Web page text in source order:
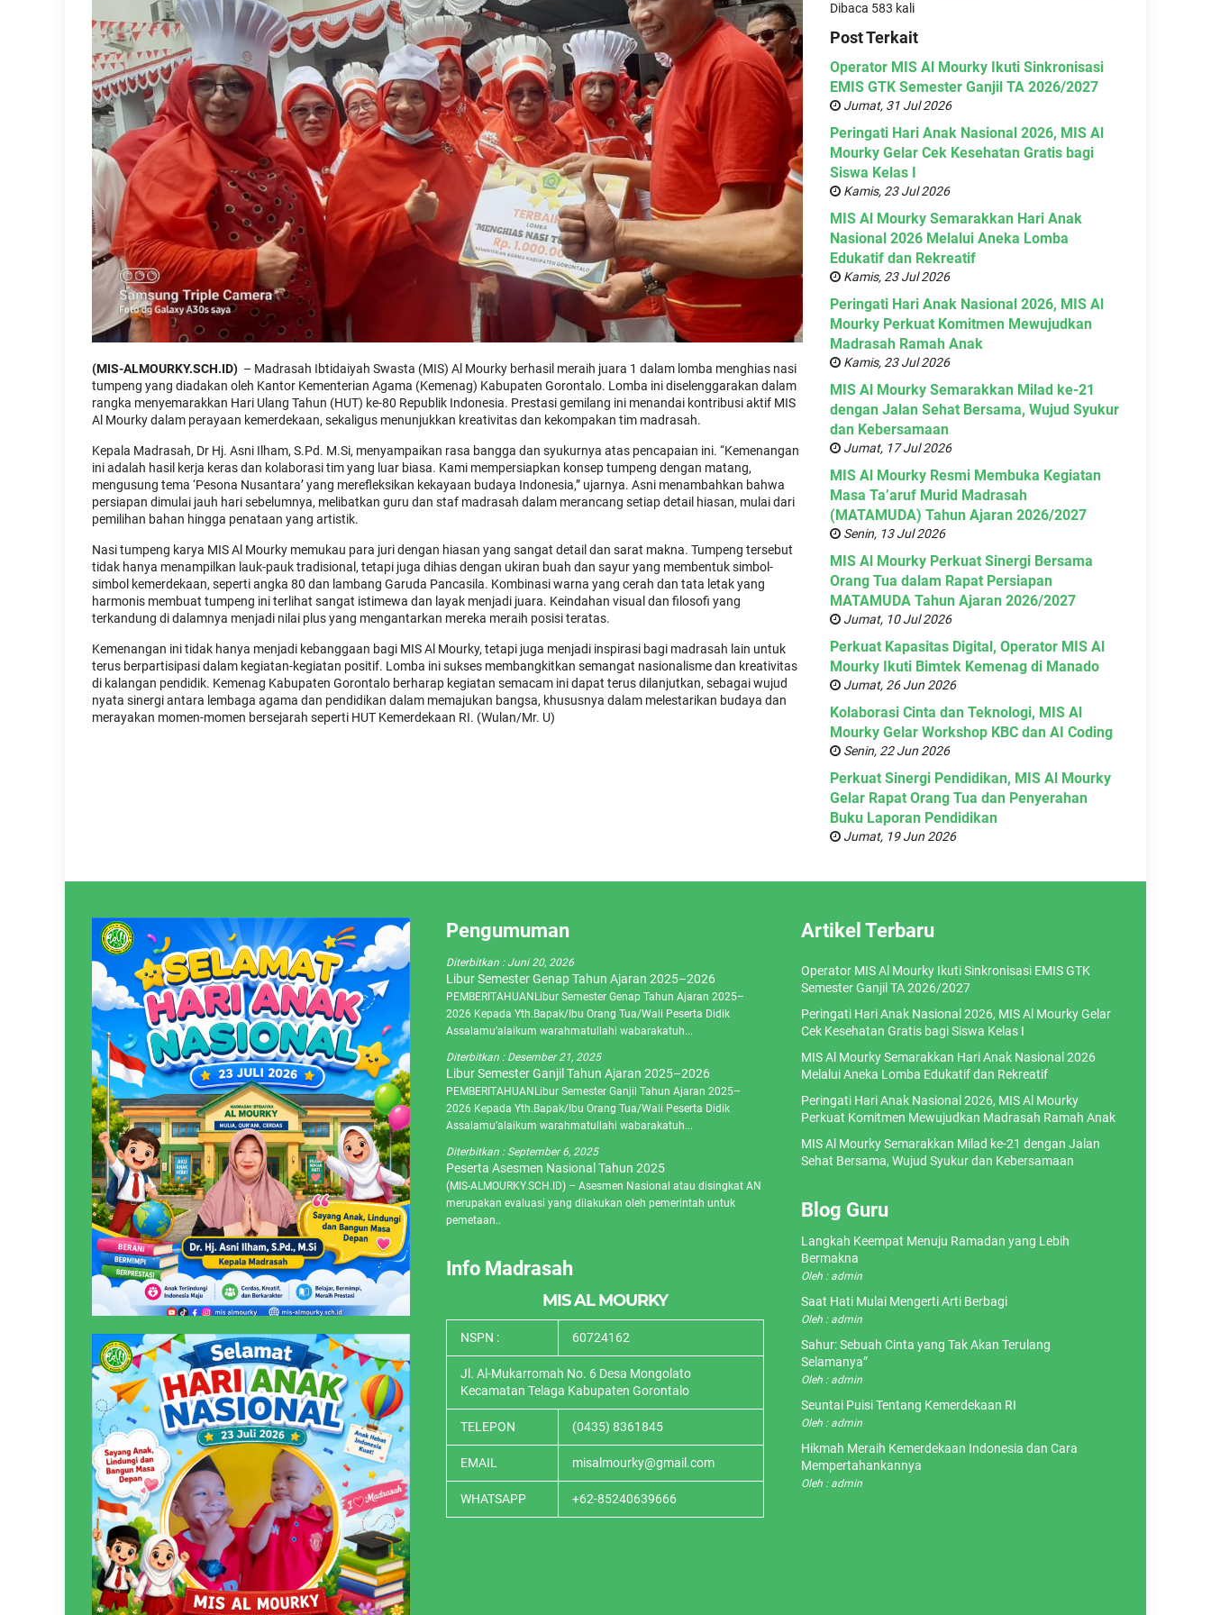
(MIS-ALMOURKY.SCH.ID) – Madrasah Ibtidaiyah Swasta (MIS) Al Mourky berhasil meraih juara 1 dalam lomba menghias nasi
tumpeng yang diadakan oleh Kantor Kementerian Agama (Kemenag) Kabupaten Gorontalo. Lomba ini diselenggarakan dalam
rangka menyemarakkan Hari Ulang Tahun (HUT) ke-80 Republik Indonesia. Prestasi gemilang ini menandai kontribusi aktif MIS
Al Mourky dalam perayaan kemerdekaan, sekaligus menunjukkan kreativitas dan kekompakan tim madrasah.
Kepala Madrasah, Dr Hj. Asni Ilham, S.Pd. M.Si, menyampaikan rasa bangga dan syukurnya atas pencapaian ini. “Kemenangan
ini adalah hasil kerja keras dan kolaborasi tim yang luar biasa. Kami mempersiapkan konsep tumpeng dengan matang,
mengusung tema ‘Pesona Nusantara’ yang merefleksikan kekayaan budaya Indonesia,” ujarnya. Asni menambahkan bahwa
persiapan dimulai jauh hari sebelumnya, melibatkan guru dan staf madrasah dalam merancang setiap detail hiasan, mulai dari
pemilihan bahan hingga penataan yang artistik.
Nasi tumpeng karya MIS Al Mourky memukau para juri dengan hiasan yang sangat detail dan sarat makna. Tumpeng tersebut
tidak hanya menampilkan lauk-pauk tradisional, tetapi juga dihias dengan ukiran buah dan sayur yang membentuk simbol-
simbol kemerdekaan, seperti angka 80 dan lambang Garuda Pancasila. Kombinasi warna yang cerah dan tata letak yang
harmonis membuat tumpeng ini terlihat sangat istimewa dan layak menjadi juara. Keindahan visual dan filosofi yang
terkandung di dalamnya menjadi nilai plus yang mengantarkan mereka meraih posisi teratas.
Kemenangan ini tidak hanya menjadi kebanggaan bagi MIS Al Mourky, tetapi juga menjadi inspirasi bagi madrasah lain untuk
terus berpartisipasi dalam kegiatan-kegiatan positif. Lomba ini sukses membangkitkan semangat nasionalisme dan kreativitas
di kalangan pendidik. Kemenag Kabupaten Gorontalo berharap kegiatan semacam ini dapat terus dilanjutkan, sebagai wujud
nyata sinergi antara lembaga agama dan pendidikan dalam memajukan bangsa, khususnya dalam melestarikan budaya dan
merayakan momen-momen bersejarah seperti HUT Kemerdekaan RI. (Wulan/Mr. U)
Dibaca 583 kali
Post Terkait
Operator MIS Al Mourky Ikuti Sinkronisasi
EMIS GTK Semester Ganjil TA 2026/2027
Jumat, 31 Jul 2026
Peringati Hari Anak Nasional 2026, MIS Al
Mourky Gelar Cek Kesehatan Gratis bagi
Siswa Kelas I
Kamis, 23 Jul 2026
MIS Al Mourky Semarakkan Hari Anak
Nasional 2026 Melalui Aneka Lomba
Edukatif dan Rekreatif
Kamis, 23 Jul 2026
Peringati Hari Anak Nasional 2026, MIS Al
Mourky Perkuat Komitmen Mewujudkan
Madrasah Ramah Anak
Kamis, 23 Jul 2026
MIS Al Mourky Semarakkan Milad ke-21
dengan Jalan Sehat Bersama, Wujud Syukur
dan Kebersamaan
Jumat, 17 Jul 2026
MIS Al Mourky Resmi Membuka Kegiatan
Masa Ta’aruf Murid Madrasah
(MATAMUDA) Tahun Ajaran 2026/2027
Senin, 13 Jul 2026
MIS Al Mourky Perkuat Sinergi Bersama
Orang Tua dalam Rapat Persiapan
MATAMUDA Tahun Ajaran 2026/2027
Jumat, 10 Jul 2026
Perkuat Kapasitas Digital, Operator MIS Al
Mourky Ikuti Bimtek Kemenag di Manado
Jumat, 26 Jun 2026
Kolaborasi Cinta dan Teknologi, MIS Al
Mourky Gelar Workshop KBC dan AI Coding
Senin, 22 Jun 2026
Perkuat Sinergi Pendidikan, MIS Al Mourky
Gelar Rapat Orang Tua dan Penyerahan
Buku Laporan Pendidikan
Jumat, 19 Jun 2026
Pengumuman
Diterbitkan :Juni 20, 2026
Libur Semester Genap Tahun Ajaran 2025–2026
PEMBERITAHUANLibur Semester Genap Tahun Ajaran 2025–
2026 Kepada Yth.Bapak/Ibu Orang Tua/Wali Peserta Didik
Assalamu’alaikum warahmatullahi wabarakatuh...
Diterbitkan : Desember 21, 2025
Libur Semester Ganjil Tahun Ajaran 2025–2026
PEMBERITAHUANLibur Semester Ganjil Tahun Ajaran 2025–
2026 Kepada Yth.Bapak/Ibu Orang Tua/Wali Peserta Didik
Assalamu’alaikum warahmatullahi wabarakatuh...
Diterbitkan : September 6, 2025
Peserta Asesmen Nasional Tahun 2025
(MIS-ALMOURKY.SCH.ID) – Asesmen Nasional atau disingkat AN
merupakan evaluasi yang dilakukan oleh pemerintah untuk
pemetaan..
Info Madrasah
MIS AL MOURKY
NSPN : 60724162
Jl. Al-Mukarromah No. 6 Desa Mongolato
Kecamatan Telaga Kabupaten Gorontalo
TELEPON (0435) 8361845
EMAIL misalmourky@gmail.com
WHATSAPP +62-85240639666
Artikel Terbaru
Operator MIS Al Mourky Ikuti Sinkronisasi EMIS GTK
Semester Ganjil TA 2026/2027
Peringati Hari Anak Nasional 2026, MIS Al Mourky Gelar
Cek Kesehatan Gratis bagi Siswa Kelas I
MIS Al Mourky Semarakkan Hari Anak Nasional 2026
Melalui Aneka Lomba Edukatif dan Rekreatif
Peringati Hari Anak Nasional 2026, MIS Al Mourky
Perkuat Komitmen Mewujudkan Madrasah Ramah Anak
MIS Al Mourky Semarakkan Milad ke-21 dengan Jalan
Sehat Bersama, Wujud Syukur dan Kebersamaan
Blog Guru
Langkah Keempat Menuju Ramadan yang Lebih
Bermakna
Oleh : admin
Saat Hati Mulai Mengerti Arti Berbagi
Oleh : admin
Sahur: Sebuah Cinta yang Tak Akan Terulang
Selamanya”
Oleh : admin
Seuntai Puisi Tentang Kemerdekaan RI
Oleh : admin
Hikmah Meraih Kemerdekaan Indonesia dan Cara
Mempertahankannya
Oleh : admin